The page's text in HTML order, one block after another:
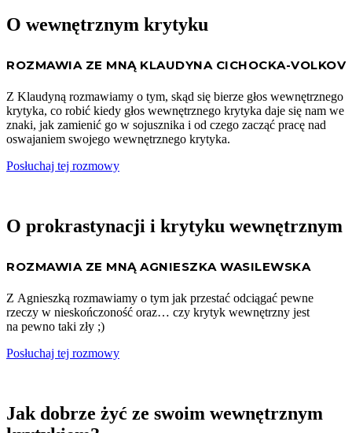
O wewnętrznym krytyku
ROZMAWIA ZE MNĄ KLAUDYNA CICHOCKA-VOLKOV
Z Klaudyną rozmawiamy o tym, skąd się bierze głos wewnętrznego
krytyka, co robić kiedy głos wewnętrznego krytyka daje się nam we
znaki, jak zamienić go w sojusznika i od czego zacząć pracę nad
oswajaniem swojego wewnętrznego krytyka.
Posłuchaj tej rozmowy
O prokrastynacji i krytyku wewnętrznym
ROZMAWIA ZE MNĄ AGNIESZKA WASILEWSKA
Z Agnieszką rozmawiamy o tym jak przestać odciągać pewne
rzeczy w nieskończoność oraz… czy krytyk wewnętrzny jest
na pewno taki zły ;)
Posłuchaj tej rozmowy
Jak dobrze żyć ze swoim wewnętrznym